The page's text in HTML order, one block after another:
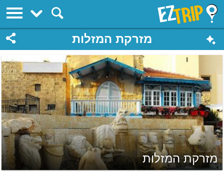
EZTrip
מזרקת המזלות
מזרקת המזלות